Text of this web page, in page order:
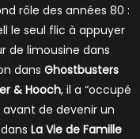
rôle des années 80 :
le seul flic à appuyer
de limousine dans
dans Ghostbusters
& Hooch, il a “occupé
avant de devenir un
La Vie de Famille